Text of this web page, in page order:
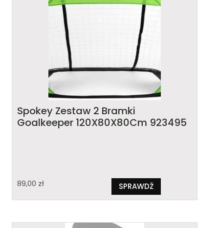
Spokey Zestaw 2 Bramki
Goalkeeper 120X80X80Cm 923495
89,00 zł SPRAWDŹ